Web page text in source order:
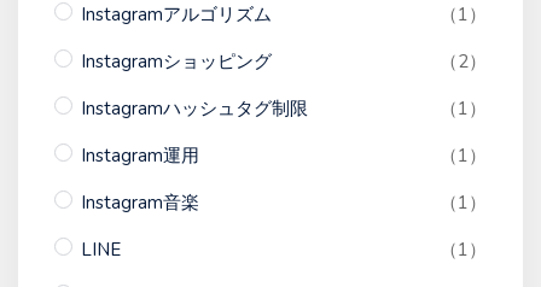
Instagramアルゴリズム
（1）
Instagramショッピング
（2）
Instagramハッシュタグ制限
（1）
Instagram運用
（1）
Instagram音楽
（1）
LINE
（1）